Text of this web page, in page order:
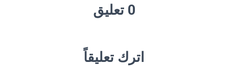
0 تعليق
اترك تعليقاً